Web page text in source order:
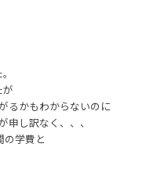
るかもわからないのに
申し訳なく、、、
学費と